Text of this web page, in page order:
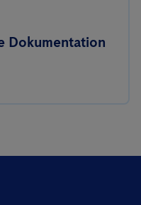
Dokumentation